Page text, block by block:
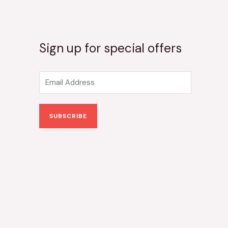
Sign up for special offers
m
a
SUBSCRIBE